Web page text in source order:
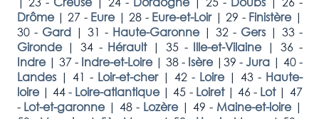
Drôme |27 - Eure |28 - Eure-et-Loir |29 - Finistère |
30 - Gard | 31 - Haute-Garonne | 32 - Gers | 33 -
Gironde | 34 - Hérault | 35 - Ille-et-Vilaine | 36 -
Indre | 37 - Indre-et-Loire | 38 - Isère | 39 -Jura | 40 -
Landes | 41 - Loir-et-cher | 42 - Loire | 43 - Haute-
loire | 44 - Loire-atlantique |45 - Loiret |46 - Lot | 47
- Lot-et-garonne | 48 - Lozère | 49 - Maine-et-loire |